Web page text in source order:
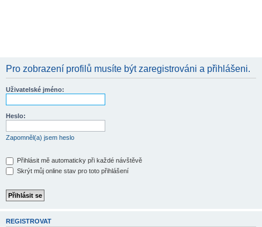
Pro zobrazení profilů musíte být zaregistrováni a přihlášeni.
Uživatelské jméno:
Heslo:
Zapomněl(a) jsem heslo
Přihlásit mě automaticky při každé návštěvě
Skrýt můj online stav pro toto přihlášení
REGISTROVAT